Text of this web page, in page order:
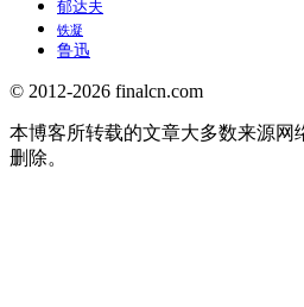
郁达夫
铁凝
鲁迅
© 2012-2026 finalcn.com
本博客所转载的文章大多数来源网
删除。